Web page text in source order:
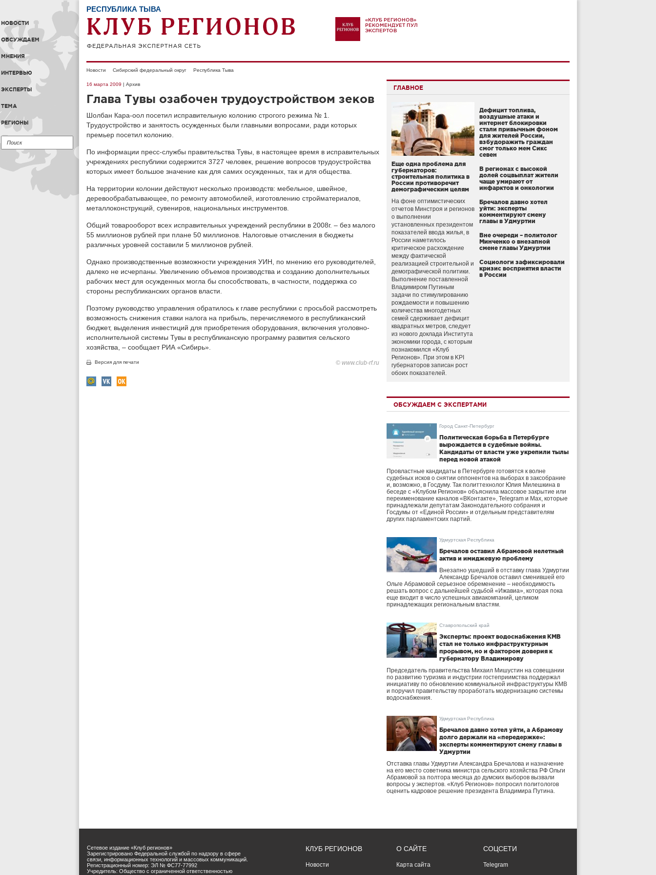
НОВОСТИ
ОБСУЖДАЕМ
МНЕНИЯ
ИНТЕРВЬЮ
ЭКСПЕРТЫ
ТЕМА
РЕГИОНЫ
РЕСПУБЛИКА ТЫВА
«КЛУБ РЕГИОНОВ»
РЕКОМЕНДУЕТ ПУЛ
ЭКСПЕРТОВ
Новости Сибирский федеральный округ Республика Тыва
16 марта 2009 | Архив
Глава Тувы озабочен трудоустройством зеков
Шолбан Кара-оол посетил исправительную колонию строгого режима № 1.
Трудоустройство и занятость осужденных были главными вопросами, ради которых
премьер посетил колонию.
По информации пресс-службы правительства Тувы, в настоящее время в исправительных
учреждениях республики содержится 3727 человек, решение вопросов трудоустройства
которых имеет большое значение как для самих осужденных, так и для общества.
На территории колонии действуют несколько производств: мебельное, швейное,
деревообрабатывающее, по ремонту автомобилей, изготовлению стройматериалов,
металлоконструкций, сувениров, национальных инструментов.
Общий товарооборот всех исправительных учреждений республики в 2008г. – без малого
55 миллионов рублей при плане 50 миллионов. Налоговые отчисления в бюджеты
различных уровней составили 5 миллионов рублей.
Однако производственные возможности учреждения УИН, по мнению его руководителей,
далеко не исчерпаны. Увеличению объемов производства и созданию дополнительных
рабочих мест для осужденных могла бы способствовать, в частности, поддержка со
стороны республиканских органов власти.
Поэтому руководство управления обратилось к главе республики с просьбой рассмотреть
возможность снижения ставки налога на прибыль, перечисляемого в республиканский
бюджет, выделения инвестиций для приобретения оборудования, включения уголовно-
исполнительной системы Тувы в республиканскую программу развития сельского
хозяйства, – сообщает РИА «Сибирь».
Версия для печати © www.club-rf.ru
ГЛАВНОЕ
Еще одна проблема для
губернаторов:
строительная политика в
России противоречит
демографическим целям
На фоне оптимистических
отчетов Минстроя и регионов
о выполнении
установленных президентом
показателей ввода жилья, в
России наметилось
критическое расхождение
между фактической
реализацией строительной и
демографической политики.
Выполнение поставленной
Владимиром Путиным
задачи по стимулированию
рождаемости и повышению
количества многодетных
семей сдерживает дефицит
квадратных метров, следует
из нового доклада Института
экономики города, с которым
познакомился «Клуб
Регионов». При этом в KPI
губернаторов записан рост
обоих показателей.
Дефицит топлива,
воздушные атаки и
интернет блокировки
стали привычным фоном
для жителей России,
взбудоражить граждан
смог только мем Сикс
севен
В регионах с высокой
долей соцвыплат жители
чаще умирают от
инфарктов и онкологии
Бречалов давно хотел
уйти: эксперты
комментируют смену
главы в Удмуртии
Вне очереди – политолог
Минченко о внезапной
смене главы Удмуртии
Социологи зафиксировали
кризис восприятия власти
в России
ОБСУЖДАЕМ С ЭКСПЕРТАМИ
Город Санкт-Петербург
Политическая борьба в Петербурге
вырождается в судебные войны.
Кандидаты от власти уже укрепили тылы
перед новой атакой
Провластные кандидаты в Петербурге готовятся к волне
судебных исков о снятии оппонентов на выборах в заксобрание
и, возможно, в Госдуму. Так политтехнолог Юлия Милешкина в
беседе с «Клубом Регионов» объяснила массовое закрытие или
переименование каналов «ВКонтакте», Telegram и Max, которые
принадлежали депутатам Законодательного собрания и
Госдумы от «Единой России» и отдельным представителям
других парламентских партий.
Удмуртская Республика
Бречалов оставил Абрамовой нелетный
актив и имиджевую проблему
Внезапно ушедший в отставку глава Удмуртии
Александр Бречалов оставил сменившей его
Ольге Абрамовой серьезное обременение – необходимость
решать вопрос с дальнейшей судьбой «Ижавиа», которая пока
еще входит в число успешных авиакомпаний, целиком
принадлежащих региональным властям.
Ставропольский край
Эксперты: проект водоснабжения КМВ
стал не только инфраструктурным
прорывом, но и фактором доверия к
губернатору Владимирову
Председатель правительства Михаил Мишустин на совещании
по развитию туризма и индустрии гостеприимства поддержал
инициативу по обновлению коммунальной инфраструктуры КМВ
и поручил правительству проработать модернизацию системы
водоснабжения.
Удмуртская Республика
Бречалов давно хотел уйти, а Абрамову
долго держали на «передержке»:
эксперты комментируют смену главы в
Удмуртии
Отставка главы Удмуртии Александра Бречалова и назначение
на его место советника министра сельского хозяйства РФ Ольги
Абрамовой за полтора месяца до думских выборов вызвали
вопросы у экспертов. «Клуб Регионов» попросил политологов
оценить кадровое решение президента Владимира Путина.
Сетевое издание «Клуб регионов»
Зарегистрировано Федеральной службой по надзору в сфере
связи, информационных технологий и массовых коммуникаций.
Регистрационный номер: ЭЛ № ФС77-77992
Учредитель: Общество с ограниченной ответственностью
КЛУБ РЕГИОНОВ
Новости
О САЙТЕ
Карта сайта
СОЦСЕТИ
Telegram